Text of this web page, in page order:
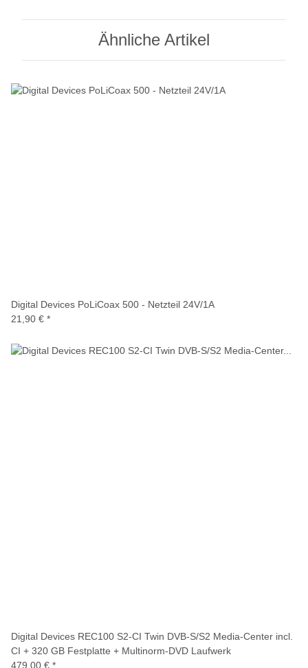
Ähnliche Artikel
Digital Devices PoLiCoax 500 - Netzteil 24V/1A
21,90 € *
Digital Devices REC100 S2-CI Twin DVB-S/S2 Media-Center incl.
CI + 320 GB Festplatte + Multinorm-DVD Laufwerk
479,00 € *